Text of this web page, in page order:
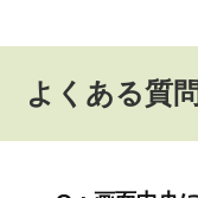
よくある質